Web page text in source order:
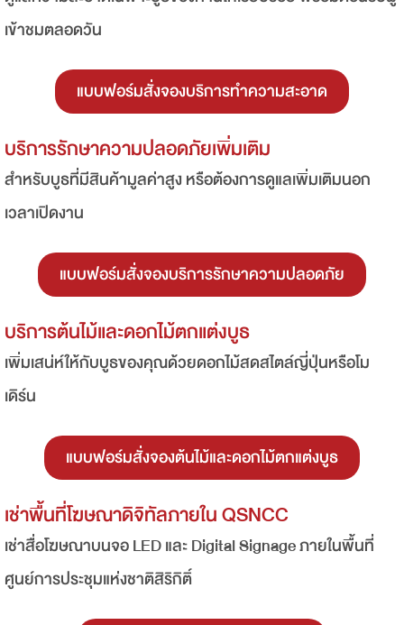
เข้าชมตลอดวัน
แบบฟอร์มสั่งจองบริการทำความสะอาด
บริการรักษาความปลอดภัยเพิ่มเติม
สำหรับบูธที่มีสินค้ามูลค่าสูง หรือต้องการดูแลเพิ่มเติมนอก
เวลาเปิดงาน
แบบฟอร์มสั่งจองบริการรักษาความปลอดภัย
บริการต้นไม้และดอกไม้ตกแต่งบูธ
เพิ่มเสน่ห์ให้กับบูธของคุณด้วยดอกไม้สดสไตล์ญี่ปุ่นหรือโม
เดิร์น
แบบฟอร์มสั่งจองต้นไม้และดอกไม้ตกแต่งบูธ
เช่าพื้นที่โฆษณาดิจิทัลภายใน QSNCC
เช่าสื่อโฆษณาบนจอ LED และ Digital Signage ภายในพื้นที่
ศูนย์การประชุมแห่งชาติสิริกิติ์